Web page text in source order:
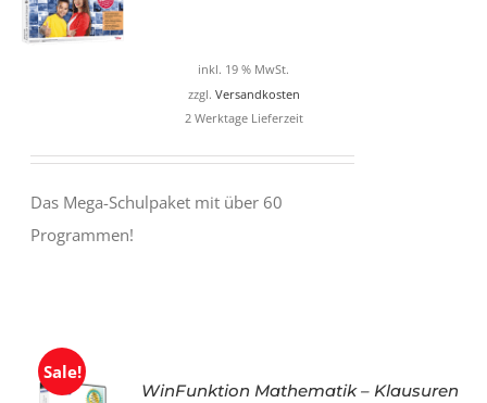
inkl. 19 % MwSt.
zzgl. Versandkosten
2 Werktage Lieferzeit
Das Mega-Schulpaket mit über 60
Programmen!
Sale!
WinFunktion Mathematik – Klausuren